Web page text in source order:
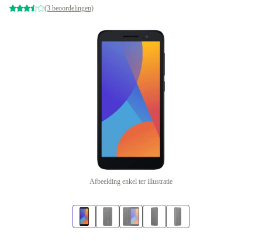
(3 beoordelingen)
Afbeelding enkel ter illustratie